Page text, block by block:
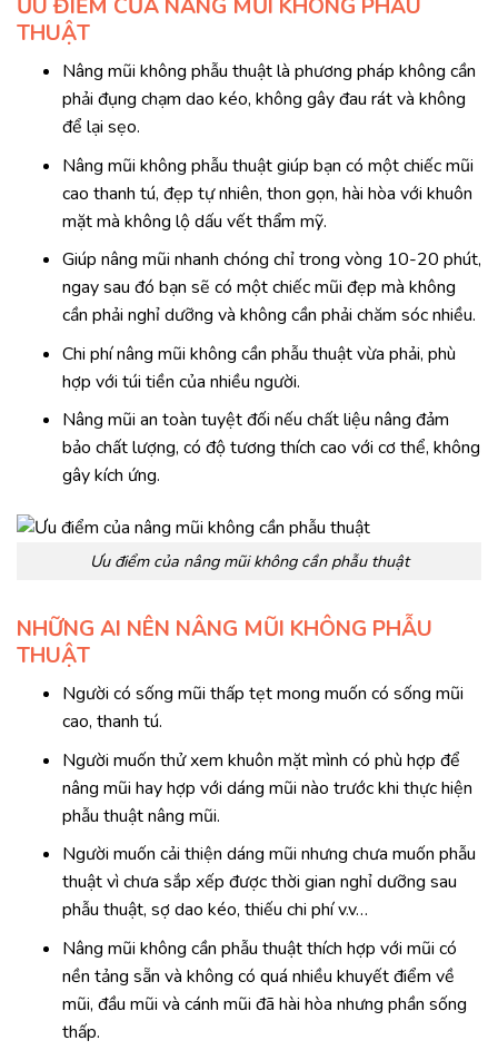
ƯU ĐIỂM CỦA NÂNG MŨI KHÔNG PHẪU
THUẬT
Nâng mũi không phẫu thuật là phương pháp không cần
phải đụng chạm dao kéo, không gây đau rát và không
để lại sẹo.
Nâng mũi không phẫu thuật giúp bạn có một chiếc mũi
cao thanh tú, đẹp tự nhiên, thon gọn, hài hòa với khuôn
mặt mà không lộ dấu vết thẩm mỹ.
Giúp nâng mũi nhanh chóng chỉ trong vòng 10-20 phút,
ngay sau đó bạn sẽ có một chiếc mũi đẹp mà không
cần phải nghỉ dưỡng và không cần phải chăm sóc nhiều.
Chi phí nâng mũi không cần phẫu thuật vừa phải, phù
hợp với túi tiền của nhiều người.
Nâng mũi an toàn tuyệt đối nếu chất liệu nâng đảm
bảo chất lượng, có độ tương thích cao với cơ thể, không
gây kích ứng.
Ưu điểm của nâng mũi không cần phẫu thuật
NHỮNG AI NÊN NÂNG MŨI KHÔNG PHẪU
THUẬT
Người có sống mũi thấp tẹt mong muốn có sống mũi
cao, thanh tú.
Người muốn thử xem khuôn mặt mình có phù hợp để
nâng mũi hay hợp với dáng mũi nào trước khi thực hiện
phẫu thuật nâng mũi.
Người muốn cải thiện dáng mũi nhưng chưa muốn phẫu
thuật vì chưa sắp xếp được thời gian nghỉ dưỡng sau
phẫu thuật, sợ dao kéo, thiếu chi phí v.v…
Nâng mũi không cần phẫu thuật thích hợp với mũi có
nền tảng sẵn và không có quá nhiều khuyết điểm về
mũi, đầu mũi và cánh mũi đã hài hòa nhưng phần sống
thấp.